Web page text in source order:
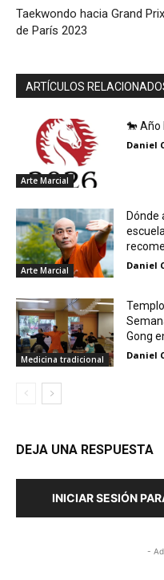
Taekwondo hacia Grand Prix
de París 2023
ARTÍCULOS
Arte Marcial
🐎 Año
Daniel
Arte Marcial
Dónde
Daniel
Medicina tradicional
Gong
Daniel
DEJA UNA RESPUESTA
INICIAR SESIÓN
-